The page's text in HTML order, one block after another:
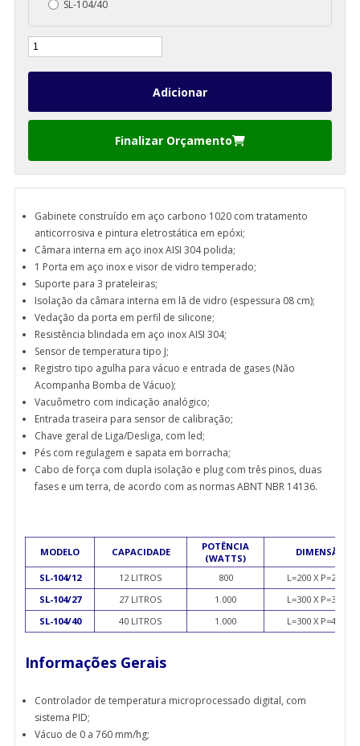
SL-104/40
Finalizar Orçamento
Gabinete construído em aço carbono 1020 com tratamento
anticorrosiva e pintura eletrostática em epóxi;
Câmara interna em aço inox AISI 304 polida;
1 Porta em aço inox e visor de vidro temperado;
Suporte para 3 prateleiras;
Isolação da câmara interna em lã de vidro (espessura 08 cm);
Vedação da porta em perfil de silicone;
Resistência blindada em aço inox AISI 304;
Sensor de temperatura tipo J;
Registro tipo agulha para vácuo e entrada de gases (Não
Acompanha Bomba de Vácuo);
Vacuômetro com indicação analógico;
Entrada traseira para sensor de calibração;
Chave geral de Liga/Desliga, com led;
Pés com regulagem e sapata em borracha;
Cabo de força com dupla isolação e plug com três pinos, duas
fases e um terra, de acordo com as normas ABNT NBR 14136.
MODELO CAPACIDADE
POTÊNCIA
(WATTS)
DIMENSÃO
SL-104/12 12 LITROS 800
L=200 X P=295 X
SL-104/27
27 LITROS 1.000
L=300 X P=300 X
SL-104/40
40 LITROS 1.000 L=300 X P=450 X
Informações Gerais
Controlador de temperatura microprocessado digital, com
sistema PID;
Vácuo de 0 a 760 mm/hg;